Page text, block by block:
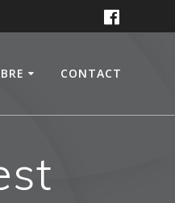
CONTACT